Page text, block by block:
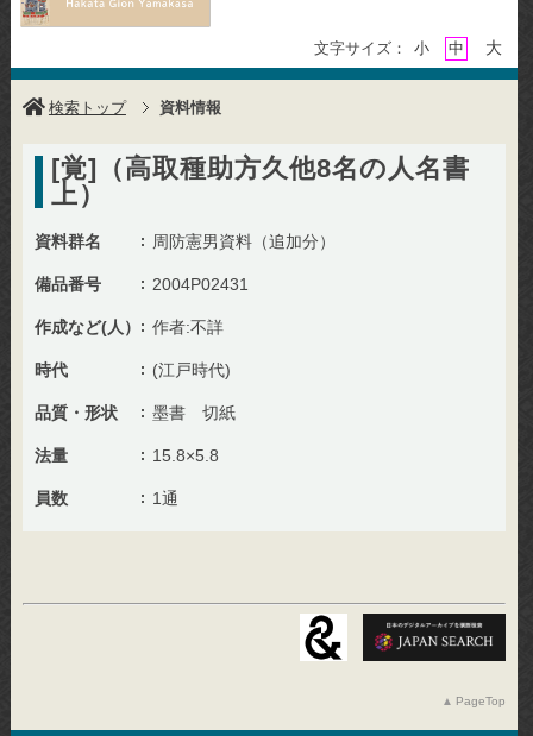
文字サイズ： 小 中 大
検索トップ 資料情報
[覚]（高取種助方久他8名の人名書
上）
資料群名 周防憲男資料（追加分）
備品番号 2004P02431
作成など(人） 作者:不詳
時代 (江戸時代)
品質・形状 墨書 切紙
法量 15.8×5.8
員数 1通
PageTop